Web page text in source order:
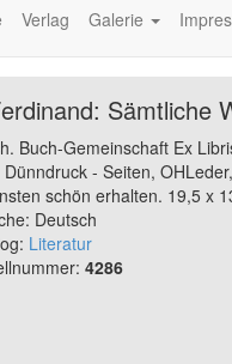
Verlag Galerie
Sämtliche
Buch-Gemeinschaft Ex
Dünndruck - Seiten,
schön erhalten. 19,5 x
Deutsch
Literatur
4286